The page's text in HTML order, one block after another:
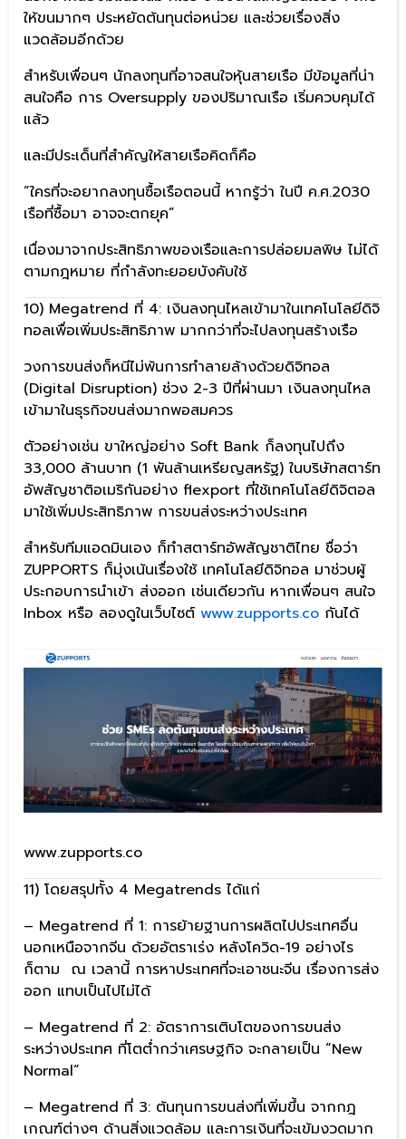
ให้ขนมากๆ ประหยัดต้นทุนต่อหน่วย และช่วยเรื่องสิ่ง
แวดล้อมอีกด้วย
สำหรับเพื่อนๆ นักลงทุนที่อาจสนใจหุ้นสายเรือ มีข้อมูลที่น่า
สนใจคือ การ Oversupply ของปริมาณเรือ เริ่มควบคุมได้
แล้ว
และมีประเด็นที่สำคัญให้สายเรือคิดก็คือ
“ใครที่จะอยากลงทุนซื้อเรือตอนนี้ หากรู้ว่า ในปี ค.ศ.2030
เรือที่ซื้อมา อาจจะตกยุค”
เนื่องมาจากประสิทธิภาพของเรือและการปล่อยมลพิษ ไม่ได้
ตามกฎหมาย ที่กำลังทะยอยบังคับใช้
10) Megatrend ที่ 4: เงินลงทุนไหลเข้ามาในเทคโนโลยีดิจิ
ทอลเพื่อเพิ่มประสิทธิภาพ มากกว่าที่จะไปลงทุนสร้างเรือ
วงการขนส่งก็หนีไม่พ้นการทำลายล้างด้วยดิจิทอล
(Digital Disruption) ช่วง 2-3 ปีที่ผ่านมา เงินลงทุนไหล
เข้ามาในธุรกิจขนส่งมากพอสมควร
ตัวอย่างเช่น ขาใหญ่อย่าง Soft Bank ก็ลงทุนไปถึง
33,000 ล้านบาท (1 พันล้านเหรียญสหรัฐ) ในบริษัทสตาร์ท
อัพสัญชาติอเมริกันอย่าง flexport ที่ใช้เทคโนโลยีดิจิตอล
มาใช้เพิ่มประสิทธิภาพ การขนส่งระหว่างประเทศ
สำหรับทีมแอดมินเอง ก็ทำสตาร์ทอัพสัญชาติไทย ชื่อว่า
ZUPPORTS ก็มุ่งเน้นเรื่องใช้ เทคโนโลยีดิจิทอล มาช่วบผู้
ประกอบการนำเข้า ส่งออก เช่นเดียวกัน หากเพื่อนๆ สนใจ
Inbox หรือ ลองดูในเว็บไซต์ www.zupports.co กันได้
www.zupports.co
11) โดยสรุปทั้ง 4 Megatrends ได้แก่
– Megatrend ที่ 1: การย้ายฐานการผลิตไปประเทศอื่น
นอกเหนือจากจีน ด้วยอัตราเร่ง หลังโควิด-19 อย่างไร
ก็ตาม ณ เวลานี้ การหาประเทศที่จะเอาชนะจีน เรื่องการส่ง
ออก แทบเป็นไปไม่ได้
– Megatrend ที่ 2: อัตราการเติบโตของการขนส่ง
ระหว่างประเทศ ที่โตต่ำกว่าเศรษฐกิจ จะกลายเป็น “New
Normal”
– Megatrend ที่ 3: ต้นทุนการขนส่งที่เพิ่มขึ้น จากกฎ
เกณฑ์ต่างๆ ด้านสิ่งแวดล้อม และการเงินที่จะเข้มงวดมาก